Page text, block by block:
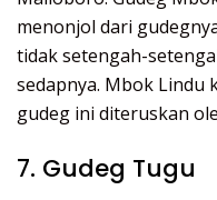
menonjol dari
tidak setengah-
sedapnya. Mbok Lindu
gudeg ini diteruskan
7. Gudeg Tugu